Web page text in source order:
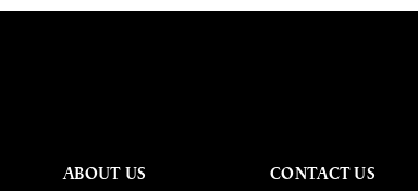
ABOUT US CONTACT US